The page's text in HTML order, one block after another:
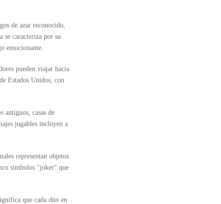
de azar reconocido,
se caracteriza por su
emocionante.
pueden viajar hacia
Estados Unidos, con
antiguos, casas de
jugables incluyen a
representan objetos
simbolos "joker" que
que cada dúo en